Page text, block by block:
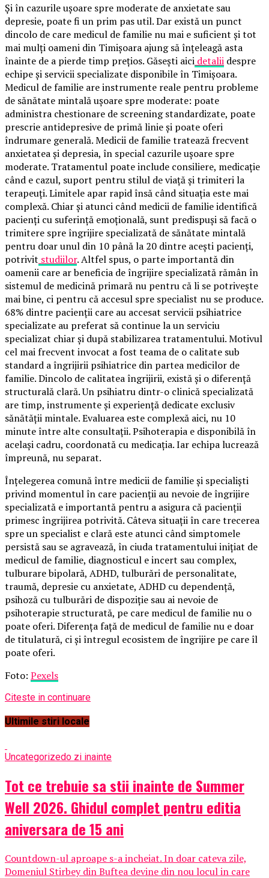
Și în cazurile ușoare spre moderate de anxietate sau
depresie, poate fi un prim pas util. Dar există un punct
dincolo de care medicul de familie nu mai e suficient și tot
mai mulți oameni din Timișoara ajung să înțeleagă asta
înainte de a pierde timp prețios. Găsești aici detalii despre
echipe și servicii specializate disponibile în Timișoara.
Medicul de familie are instrumente reale pentru probleme
de sănătate mintală ușoare spre moderate: poate
administra chestionare de screening standardizate, poate
prescrie antidepresive de primă linie și poate oferi
îndrumare generală. Medicii de familie tratează frecvent
anxietatea și depresia, în special cazurile ușoare spre
moderate. Tratamentul poate include consiliere, medicație
când e cazul, suport pentru stilul de viață și trimiteri la
terapeuți. Limitele apar rapid însă când situația este mai
complexă. Chiar și atunci când medicii de familie identifică
pacienți cu suferință emoțională, sunt predispuși să facă o
trimitere spre îngrijire specializată de sănătate mintală
pentru doar unul din 10 până la 20 dintre acești pacienți,
potrivit studiilor. Altfel spus, o parte importantă din
oamenii care ar beneficia de îngrijire specializată rămân în
sistemul de medicină primară nu pentru că li se potrivește
mai bine, ci pentru că accesul spre specialist nu se produce.
68% dintre pacienții care au accesat servicii psihiatrice
specializate au preferat să continue la un serviciu
specializat chiar și după stabilizarea tratamentului. Motivul
cel mai frecvent invocat a fost teama de o calitate sub
standard a îngrijirii psihiatrice din partea medicilor de
familie. Dincolo de calitatea îngrijirii, există și o diferență
structurală clară. Un psihiatru dintr-o clinică specializată
are timp, instrumente și experiență dedicate exclusiv
sănătății mintale. Evaluarea este complexă aici, nu 10
minute între alte consultații. Psihoterapia e disponibilă în
același cadru, coordonată cu medicația. Iar echipa lucrează
împreună, nu separat.
Înțelegerea comună între medicii de familie și specialiști
privind momentul în care pacienții au nevoie de îngrijire
specializată e importantă pentru a asigura că pacienții
primesc îngrijirea potrivită. Câteva situații în care trecerea
spre un specialist e clară este atunci când simptomele
persistă sau se agravează, în ciuda tratamentului inițiat de
medicul de familie, diagnosticul e incert sau complex,
tulburare bipolară, ADHD, tulburări de personalitate,
traumă, depresie cu anxietate, ADHD cu dependență,
psihoză cu tulburări de dispoziție sau ai nevoie de
psihoterapie structurată, pe care medicul de familie nu o
poate oferi. Diferența față de medicul de familie nu e doar
de titulatură, ci și întregul ecosistem de îngrijire pe care îl
poate oferi.
Foto: Pexels
Citeste in continuare
Ultimile stiri locale
Uncategorizedo zi inainte
Tot ce trebuie sa stii inainte de Summer
Well 2026. Ghidul complet pentru editia
aniversara de 15 ani
Countdown-ul aproape s-a incheiat. In doar cateva zile,
Domeniul Stirbey din Buftea devine din nou locul in care